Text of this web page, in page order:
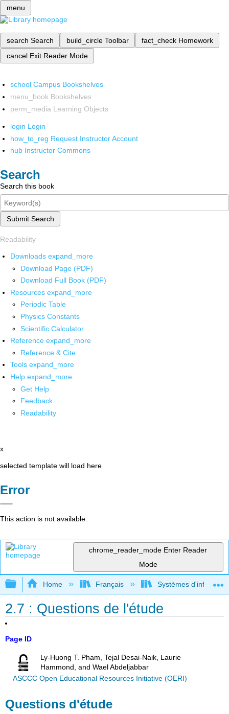
menu
search Search build_circle Toolbar fact_check Homework
cancel Exit Reader Mode
school Campus Bookshelves
menu_book Bookshelves
perm_media Learning Objects
login Login
how_to_reg Request Instructor Account
hub Instructor Commons
Search
Search this book
Submit Search
Readability
Downloads expand_more
Download Page (PDF)
Download Full Book (PDF)
Resources expand_more
Periodic Table
Physics Constants
Scientific Calculator
Reference expand_more
Reference & Cite
Tools expand_more
Help expand_more
Get Help
Feedback
Readability
x
selected template will load here
Error
This action is not available.
chrome_reader_mode Enter Reader
Mode
Expand/collapse global hierarchy
Home Français Systèmes
2.7 : Questions de l'étude
Page ID
Ly-Huong T. Pham, Tejal Desai-Naik, Laurie
Hammond, and Wael Abdeljabbar
ASCCC Open Educational Resources Initiative (OERI)
Questions d'étude